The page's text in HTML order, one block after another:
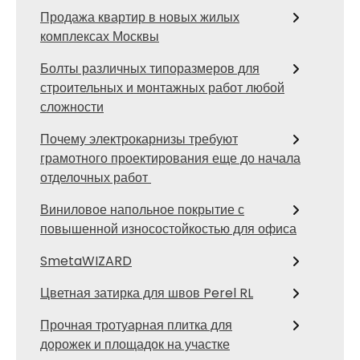
Продажа квартир в новых жилых
комплексах Москвы
Болты различных типоразмеров для
строительных и монтажных работ любой
сложности
Почему электрокарнизы требуют
грамотного проектирования еще до начала
отделочных работ
Виниловое напольное покрытие с
повышенной износостойкостью для офиса
SmetaWIZARD
Цветная затирка для швов Perel RL
Прочная тротуарная плитка для
дорожек и площадок на участке